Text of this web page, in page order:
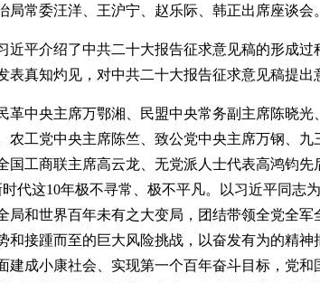
局常委汪洋、王沪宁、赵乐际、韩正出席座谈会。
近平介绍了中共二十大报告征求意见稿的形成
表真知灼见，对中共二十大报告征求意见稿提出
革中央主席万鄂湘、民盟中央常务副主席陈晓
农工党中央主席陈竺、致公党中央主席万钢、九
国工商联主席高云龙、无党派人士代表高鸿钧
代这10年极不寻常、极不平凡。以习近平同志
局和世界百年未有之大变局，团结带领全党全军
和接踵而至的巨大风险挑战，以奋发有为的精神
建成小康社会、实现第一个百年奋斗目标，党